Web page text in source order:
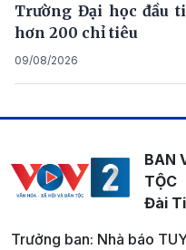
Trường Đại học đầu
hơn 200 chỉ tiêu
09/08/2026
BAN
TỘC
Đài
Trưởng ban: Nhà báo